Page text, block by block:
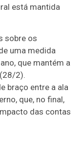
está mantida
sobre os
uma medida
que mantém a
2).
braço entre a ala
que, no final,
das contas